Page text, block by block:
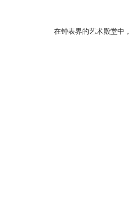
在钟表界的艺术殿堂中